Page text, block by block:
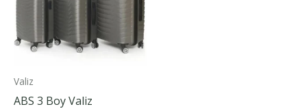
Valiz
ABS 3 Boy Valiz